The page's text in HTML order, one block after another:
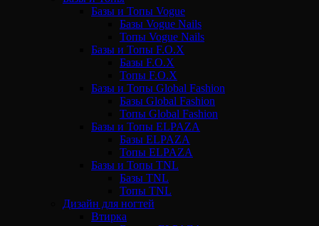
Базы и Топы Vogue
Базы Vogue Nails
Топы Vogue Nails
Базы и Топы F.O.X
Базы F.O.X
Топы F.O.X
Базы и Топы Global Fashion
Базы Global Fashion
Топы Global Fashion
Базы и Топы ELPAZA
Базы ELPAZA
Топы ELPAZA
Базы и Топы TNL
Базы TNL
Топы TNL
Дизайн для ногтей
Втирка